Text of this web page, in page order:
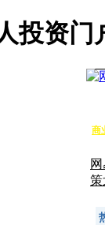
投资门
商
策